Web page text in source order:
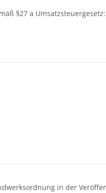
§27 a Umsatzsteuergesetz:
in der